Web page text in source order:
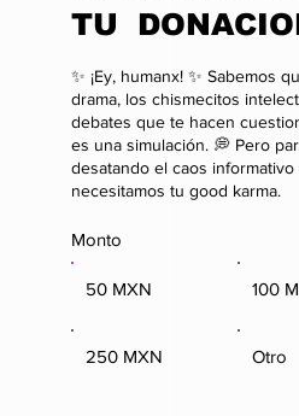
TU
✨ ¡Ey, humanx! ✨ Sabemos
drama, los chismecitos
debates que te hacen
es una simulación. 💭 Pero
desatando el caos informativo
necesitamos tu good karma.
Monto
50 MXN 100
250 MXN Otro